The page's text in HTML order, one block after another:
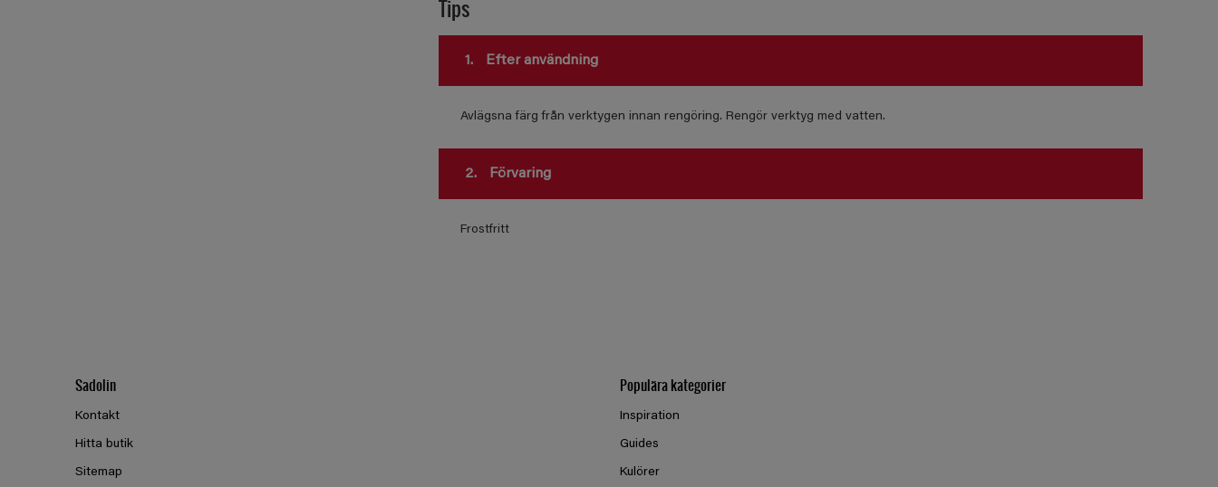
Tips
1. Efter användning
Avlägsna färg från verktygen innan rengöring. Rengör verktyg med vatten.
2. Förvaring
Frostfritt
Sadolin
Kontakt
Hitta butik
Sitemap
Populära kategorier
Inspiration
Guides
Kulörer